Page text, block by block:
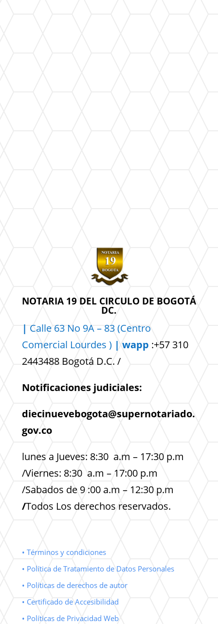
NOTARIA 19 DEL CIRCULO DE BOGOTÁ
DC.
| Calle 63 No 9A – 83 (Centro
Comercial Lourdes ) | wapp :+57 310
2443488 Bogotá D.C. /
Notificaciones judiciales:
diecinuevebogota@supernotariado.
gov.co
lunes a Jueves: 8:30 a.m – 17:30 p.m
/Viernes: 8:30 a.m – 17:00 p.m
/Sabados de 9 :00 a.m – 12:30 p.m
/Todos Los derechos reservados.
• Términos y condiciones
• Política de Tratamiento de Datos Personales
• Políticas de derechos de autor
• Certificado de Accesibilidad
• Políticas de Privacidad Web